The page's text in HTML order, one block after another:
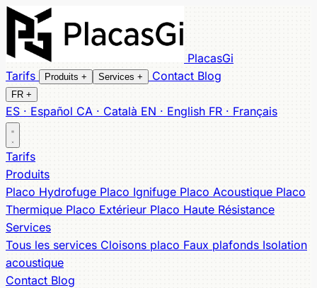
PlacasGi
Tarifs
Produits + Services + Contact Blog
FR +
ES · Español CA · Català EN · English FR · Français
Tous les produits
Thermique
Tous les services
acoustique
Tarifs
Produits
Placo Hydrofuge Placo Ignifuge Placo Acoustique Placo
Thermique Placo Extérieur Placo Haute Résistance
Services
Tous les services Cloisons placo Faux plafonds Isolation
acoustique
Contact Blog